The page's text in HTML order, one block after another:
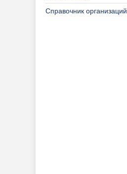
Справочник организаций